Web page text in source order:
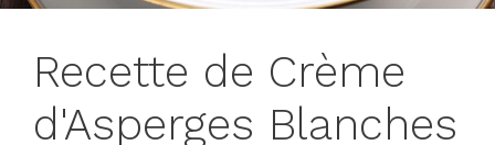
Recette de Crème
d'Asperges Blanches